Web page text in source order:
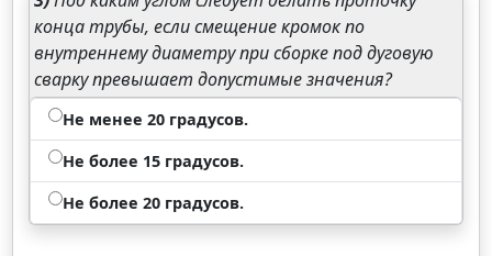
конца трубы, если смещение кромок по
внутреннему диаметру при сборке под дуговую
сварку превышает допустимые значения?
Не менее 20 градусов.
Не более 15 градусов.
Не более 20 градусов.